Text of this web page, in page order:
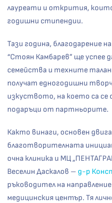
лауреати и открития,
годишни стипендии.
Тази година, благодарение
“Стоян Камбарев” ще успее
семейства и техните
получат едногодишни
изкуството, на което са се
подаръци от партньорите.
Както винаги, основен
благотворителната
очна клиника и МЦ
Веселин Даскалов – д-р
ръководител на
медицинския център. Тя